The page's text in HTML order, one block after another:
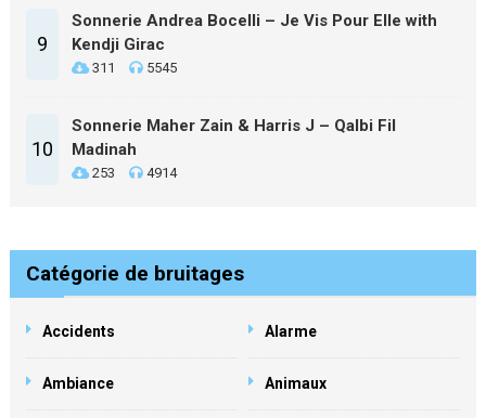
9
Sonnerie Andrea Bocelli – Je Vis Pour Elle with
Kendji Girac
311 5545
10
Sonnerie Maher Zain & Harris J – Qalbi Fil
Madinah
253 4914
Catégorie de bruitages
Accidents Alarme
Ambiance Animaux